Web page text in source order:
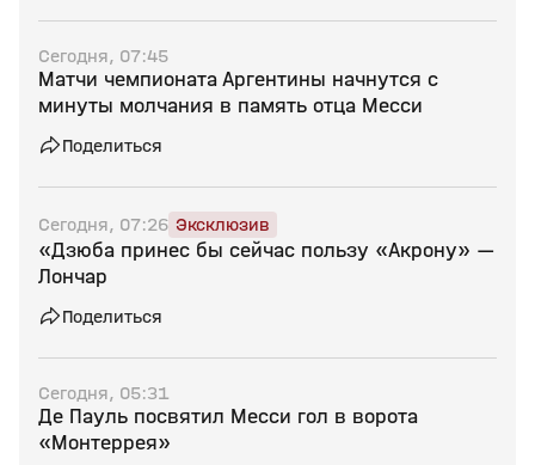
Сегодня, 07:45
Матчи чемпионата Аргентины начнутся с
минуты молчания в память отца Месси
Поделиться
Сегодня, 07:26 Эксклюзив
«Дзюба принес бы сейчас пользу «Акрону» —
Лончар
Поделиться
Сегодня, 05:31
Де Пауль посвятил Месси гол в ворота
«Монтеррея»